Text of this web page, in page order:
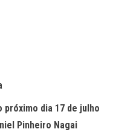
próximo dia 17 de julho
Pinheiro Nagai